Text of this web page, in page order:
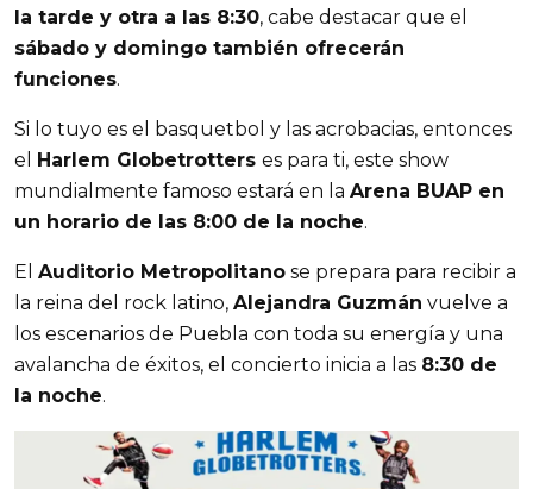
la tarde y otra a las 8:30
sábado y domingo también ofrecerán
funciones.
Si lo tuyo es el basquetbol y las acrobacias, entonces
el
Harlem Globetrotters es para ti, este show
mundialmente famoso estará en la Arena BUAP en
un horario de las 8:00 de la noche.
El Auditorio Metropolitano se prepara para recibir a
la reina del rock latino, Alejandra Guzmán vuelve a
los escenarios de Puebla con toda su energía y una
avalancha de éxitos, el concierto inicia a las 8:30 de
la noche.